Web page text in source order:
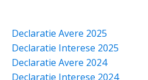
Declaratie Avere 2025
Declaratie Interese 2025
Declaratie Avere 2024
Declaratie Interese 2024